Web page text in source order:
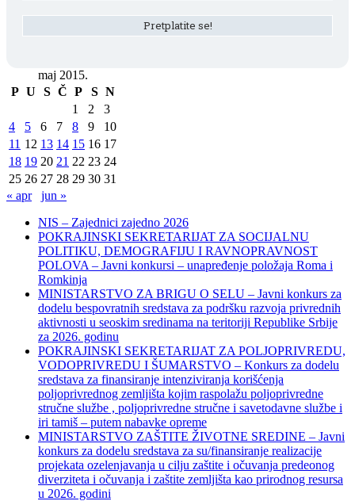
maj 2015.
P U S Č P S N
1
2
3
4
5 6 7 8 9
10
11 12 13 14 15 16 17
18 19 20 21 22 23 24
25 26 27 28 29 30 31
« apr
jun »
NIS – Zajednici zajedno 2026
POKRAJINSKI SEKRETARIJAT ZA SOCIJALNU
POLITIKU, DEMOGRAFIJU I RAVNOPRAVNOST
POLOVA – Javni konkursi – unapređenje položaja Roma i
Romkinja
MINISTARSTVO ZA BRIGU O SELU – Javni konkurs za
dodelu bespovratnih sredstava za podršku razvoja privrednih
aktivnosti u seoskim sredinama na teritoriji Republike Srbije
za 2026. godinu
POKRAJINSKI SEKRETARIJAT ZA POLJOPRIVREDU,
VODOPRIVREDU I ŠUMARSTVO – Konkurs za dodelu
sredstava za finansiranje intenziviranja korišćenja
poljoprivrednog zemljišta kojim raspolažu poljoprivredne
stručne službe , poljoprivredne stručne i savetodavne službe i
iri tamiš ‒ putem nabavke opreme
MINISTARSTVO ZAŠTITE ŽIVOTNE SREDINE – Javni
konkurs za dodelu sredstava za su/finansiranje realizacije
projekata ozelenjavanja u cilju zaštite i očuvanja predeonog
diverziteta i očuvanja i zaštite zemljišta kao prirodnog resursa
u 2026. godini